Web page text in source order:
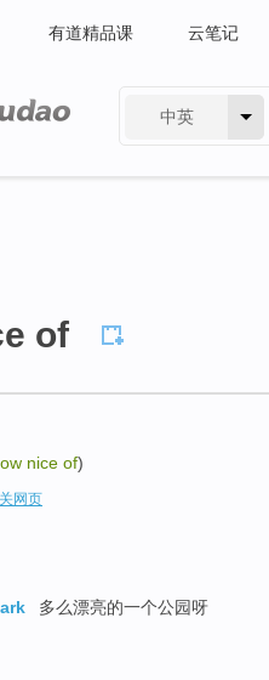
有道精品课 云笔记
中英
of
nice of)
网页
多么漂亮的一个公园呀